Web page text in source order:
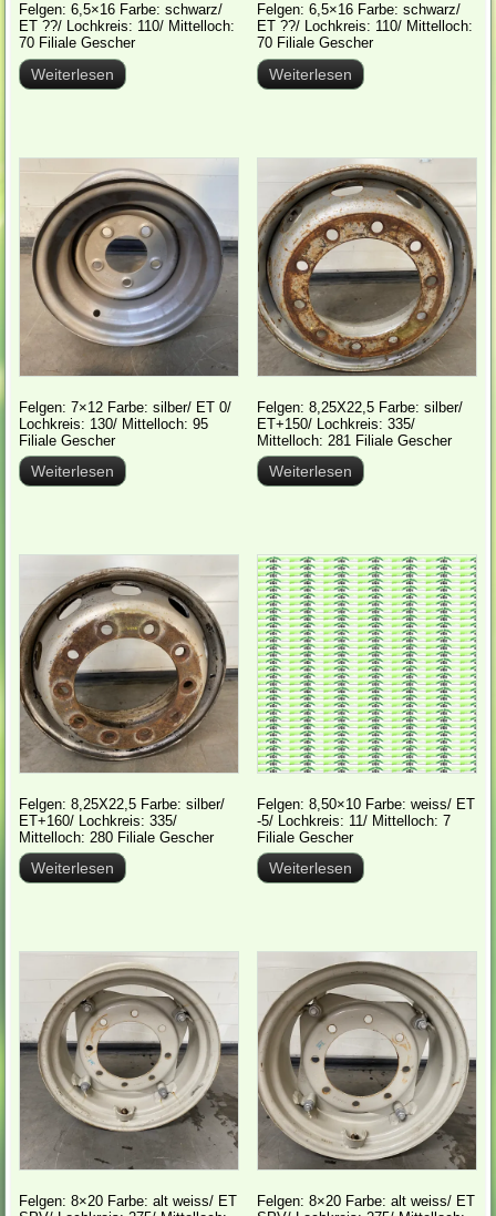
Felgen: 6,5×16 Farbe: schwarz/
ET ??/ Lochkreis: 110/ Mittelloch:
70 Filiale Gescher
Weiterlesen
Felgen: 6,5×16 Farbe: schwarz/
ET ??/ Lochkreis: 110/ Mittelloch:
70 Filiale Gescher
Weiterlesen
Felgen: 7×12 Farbe: silber/ ET 0/
Lochkreis: 130/ Mittelloch: 95
Filiale Gescher
Weiterlesen
Felgen: 8,25X22,5 Farbe: silber/
ET+150/ Lochkreis: 335/
Mittelloch: 281 Filiale Gescher
Weiterlesen
Felgen: 8,25X22,5 Farbe: silber/
ET+160/ Lochkreis: 335/
Mittelloch: 280 Filiale Gescher
Weiterlesen
Felgen: 8,50×10 Farbe: weiss/ ET
-5/ Lochkreis: 11/ Mittelloch: 7
Filiale Gescher
Weiterlesen
Felgen: 8×20 Farbe: alt weiss/ ET
Felgen: 8×20 Farbe: alt weiss/ ET